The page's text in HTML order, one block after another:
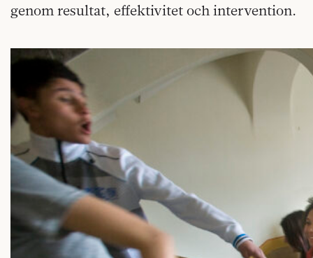
genom resultat, effektivitet och intervention.